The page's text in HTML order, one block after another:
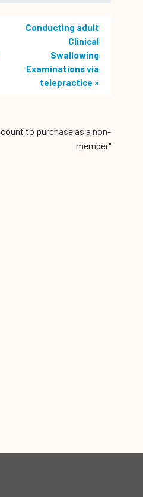
Conducting adult
Clinical
Swallowing
Examinations via
telepractice »
to purchase as a non-
member"